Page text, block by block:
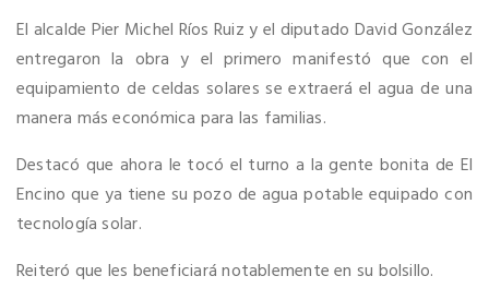
El alcalde Pier Michel Ríos Ruiz y el diputado David González
entregaron la obra y el primero manifestó que con el
equipamiento de celdas solares se extraerá el agua de una
manera más económica para las familias.
Destacó que ahora le tocó el turno a la gente bonita de El
Encino que ya tiene su pozo de agua potable equipado con
tecnología solar.
Reiteró que les beneficiará notablemente en su bolsillo.